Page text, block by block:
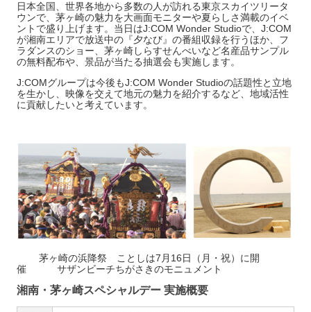
日本全国、世界各地から多数の人が訪れる東京スカイツリータ
ウンで、茅ヶ崎の魅力を大画面モニターや夏らしさ満載のイベ
ントで盛り上げます。当日はJ:COM Wonder Studioで、J:COM
が湘南エリアで放送中の『夕なび』の番組収録を行うほか、フ
ラダンスのショー、茅ヶ崎しらすせんべいなど名産品サンプル
の無料配布や、景品が当たる抽選会も実施します。
J:COMグループは今後もJ:COM Wonder Studioの話題性と立地
を生かし、映像を交えて地元の魅力を紹介するなど、地域活性
に貢献したいと考えています。
茅ヶ崎の浜降祭 ことしは7月16日（月・祝）に開
催 サザンビーチちがさきのモニュメント
湘南・茅ヶ崎スペシャルデー 実施概要